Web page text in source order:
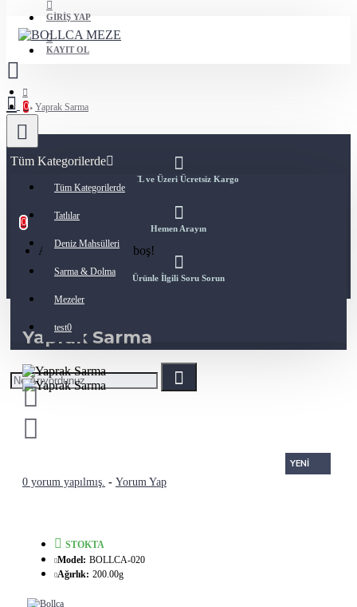
GIRIŞ YAP
KAYIT OL
0
Tüm Kategorilerde
Tüm Kategorilerde
Tatlılar
Deniz Mahsülleri
Sarma & Dolma
Mezeler
test0
0
Alışveriş sepetiniz boş!
Yaprak Sarma
200TL ve Üzeri Ücretsiz Kargo
Hemen Arayın
Ürünle İlgili Soru Sorun
Yaprak Sarma
YENI
0 yorum yapılmış. - Yorum Yap
STOKTA
Model: BOLLCA-020
Ağırlık: 200.00g